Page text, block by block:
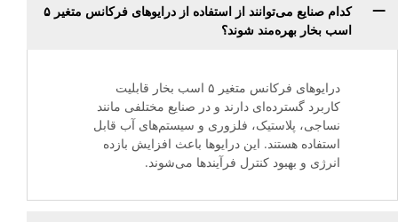
کدام صنایع می‌توانند از استفاده از درایوهای فرکانس متغیر ۵
اسب بخار بهره‌مند شوند؟
درایوهای فرکانس متغیر ۵ اسب بخار قابلیت
کاربرد گسترده‌ای دارند و در صنایع مختلفی مانند
نساجی، پلاستیک، فلزوری و سیستم‌های آب قابل
استفاده هستند. این درایوها باعث افزایش بازده
انرژی و بهبود کنترل فرآیندها می‌شوند.